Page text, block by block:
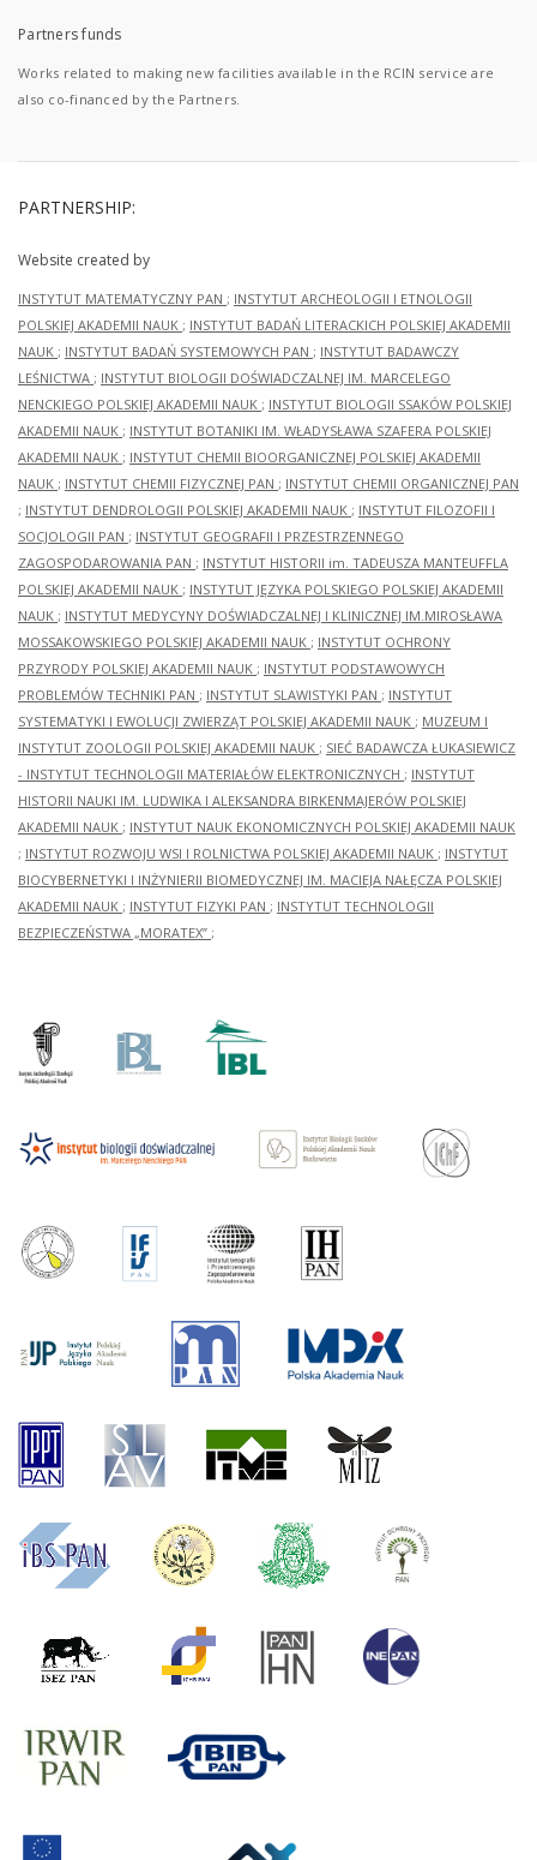
Partners funds
Works related to making new facilities available in the RCIN service are
also co-financed by the Partners.
PARTNERSHIP:
Website created by
INSTYTUT MATEMATYCZNY PAN ; INSTYTUT ARCHEOLOGII I ETNOLOGII
POLSKIEJ AKADEMII NAUK ; INSTYTUT BADAŃ LITERACKICH POLSKIEJ AKADEMII
NAUK ; INSTYTUT BADAŃ SYSTEMOWYCH PAN ; INSTYTUT BADAWCZY
LEŚNICTWA ; INSTYTUT BIOLOGII DOŚWIADCZALNEJ IM. MARCELEGO
NENCKIEGO POLSKIEJ AKADEMII NAUK ; INSTYTUT BIOLOGII SSAKÓW POLSKIEJ
AKADEMII NAUK ; INSTYTUT BOTANIKI IM. WŁADYSŁAWA SZAFERA POLSKIEJ
AKADEMII NAUK ; INSTYTUT CHEMII BIOORGANICZNEJ POLSKIEJ AKADEMII
NAUK ; INSTYTUT CHEMII FIZYCZNEJ PAN ; INSTYTUT CHEMII ORGANICZNEJ PAN
; INSTYTUT DENDROLOGII POLSKIEJ AKADEMII NAUK ; INSTYTUT FILOZOFII I
SOCJOLOGII PAN ; INSTYTUT GEOGRAFII I PRZESTRZENNEGO
ZAGOSPODAROWANIA PAN ; INSTYTUT HISTORII im. TADEUSZA MANTEUFFLA
POLSKIEJ AKADEMII NAUK ; INSTYTUT JĘZYKA POLSKIEGO POLSKIEJ AKADEMII
NAUK ; INSTYTUT MEDYCYNY DOŚWIADCZALNEJ I KLINICZNEJ IM.MIROSŁAWA
MOSSAKOWSKIEGO POLSKIEJ AKADEMII NAUK ; INSTYTUT OCHRONY
PRZYRODY POLSKIEJ AKADEMII NAUK ; INSTYTUT PODSTAWOWYCH
PROBLEMÓW TECHNIKI PAN ; INSTYTUT SLAWISTYKI PAN ; INSTYTUT
SYSTEMATYKI I EWOLUCJI ZWIERZĄT POLSKIEJ AKADEMII NAUK ; MUZEUM I
INSTYTUT ZOOLOGII POLSKIEJ AKADEMII NAUK ; SIEĆ BADAWCZA ŁUKASIEWICZ
- INSTYTUT TECHNOLOGII MATERIAŁÓW ELEKTRONICZNYCH ; INSTYTUT
HISTORII NAUKI IM. LUDWIKA I ALEKSANDRA BIRKENMAJERÓW POLSKIEJ
AKADEMII NAUK ; INSTYTUT NAUK EKONOMICZNYCH POLSKIEJ AKADEMII NAUK
; INSTYTUT ROZWOJU WSI I ROLNICTWA POLSKIEJ AKADEMII NAUK ; INSTYTUT
BIOCYBERNETYKI I INŻYNIERII BIOMEDYCZNEJ IM. MACIEJA NAŁĘCZA POLSKIEJ
AKADEMII NAUK ; INSTYTUT FIZYKI PAN ; INSTYTUT TECHNOLOGII
BEZPIECZEŃSTWA „MORATEX” ;